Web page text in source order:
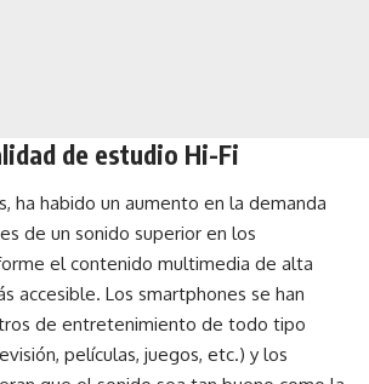
de estudio Hi-Fi
ha habido un aumento en la demanda
de un sonido superior en los
el contenido multimedia de alta
accesible. Los smartphones se han
de entretenimiento de todo tipo
películas, juegos, etc.) y los